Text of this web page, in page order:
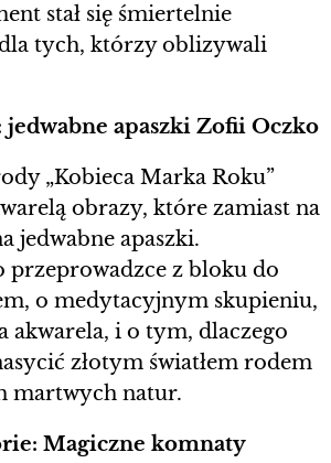
stał się śmiertelnie
tych, którzy oblizywali
apaszki Zofii Oczko
„Kobieca Marka Roku”
obrazy, które zamiast na
jedwabne apaszki.
przeprowadzce z bloku do
o medytacyjnym skupieniu,
akwarela, i o tym, dlaczego
złotym światłem rodem
martwych natur.
Magiczne komnaty